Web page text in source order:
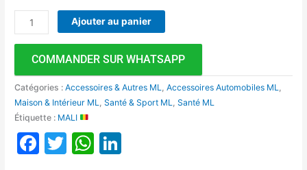
Ajouter au panier
COMMANDER SUR WHATSAPP
Catégories :Accessoires & Autres ML,Accessoires Automobiles ML,
Maison & Intérieur ML,Santé & Sport ML,Santé ML
Étiquette : MALI
Facebook
TwitterWhatsApp